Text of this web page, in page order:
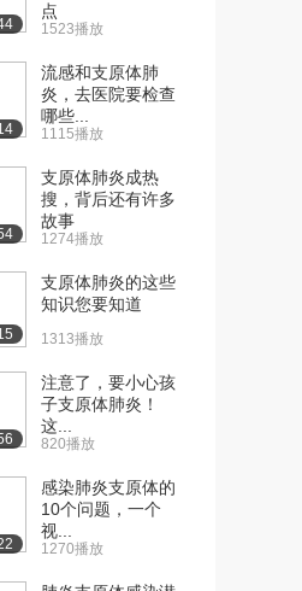
点
1523播放
流感和支原体肺
炎，去医院要检查
哪些...
1115播放
支原体肺炎成热
搜，背后还有许多
故事
1274播放
支原体肺炎的这些
知识您要知道
1313播放
注意了，要小心孩
子支原体肺炎！
这...
820播放
感染肺炎支原体的
10个问题，一个
视...
1270播放